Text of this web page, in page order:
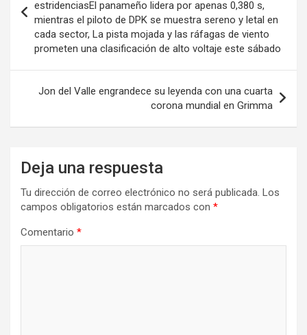
entradas
estridenciasEl panameño lidera por apenas 0,380 s,
mientras el piloto de DPK se muestra sereno y letal en
cada sector, La pista mojada y las ráfagas de viento
prometen una clasificación de alto voltaje este sábado
Jon del Valle engrandece su leyenda con una cuarta
corona mundial en Grimma
Deja una respuesta
Tu dirección de correo electrónico no será publicada. Los
campos obligatorios están marcados con *
Comentario *